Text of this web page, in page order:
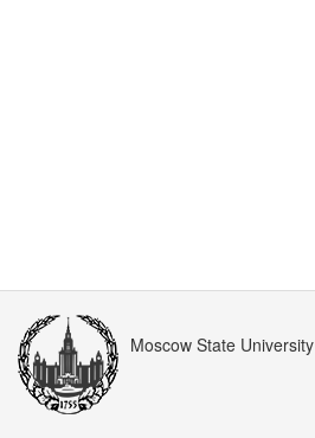
Moscow State University